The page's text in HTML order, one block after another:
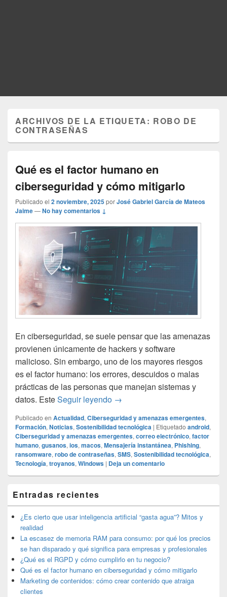
ARCHIVOS DE LA ETIQUETA: ROBO DE
CONTRASEÑAS
Qué es el factor humano en
ciberseguridad y cómo mitigarlo
Publicado el 2 noviembre, 2025porJosé Gabriel García de Mateos
Jaime—No hay comentarios ↓
En ciberseguridad, se suele pensar que las amenazas
provienen únicamente de hackers y software
malicioso. Sin embargo, uno de los mayores riesgos
es el factor humano: los errores, descuidos o malas
prácticas de las personas que manejan sistemas y
datos. EsteSeguir leyendo Qué es el factor humano en
→
Publicado en Actualidad, Ciberseguridad y amenazas emergentes,
Formación, Noticias, Sostenibilidad tecnológica | Etiquetado android,
Ciberseguridad y amenazas emergentes, correo electrónico, factor
humano, gusanos, ios, macos, Mensajería instantánea, Phishing,
ransomware, robo de contraseñas, SMS, Sostenibilidad tecnológica,
Tecnología, troyanos, Windows | Deja un comentario
área
de
widget
barra
lateral
primaria
Entradas recientes
¿Es cierto que usar inteligencia artificial “gasta agua”? Mitos y
realidad
La escasez de memoria RAM para consumo: por qué los precios
se han disparado y qué significa para empresas y profesionales
¿Qué es el RGPD y cómo cumplirlo en tu negocio?
Qué es el factor humano en ciberseguridad y cómo mitigarlo
Marketing de contenidos: cómo crear contenido que atraiga
clientes